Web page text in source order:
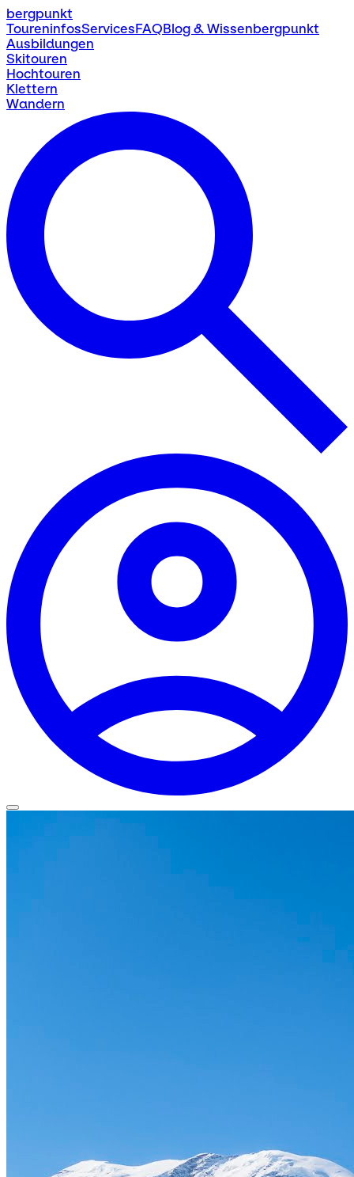
bergpunkt
ToureninfosServicesFAQBlog & Wissenbergpunkt
Ausbildungen
Skitouren
Hochtouren
Klettern
Wandern